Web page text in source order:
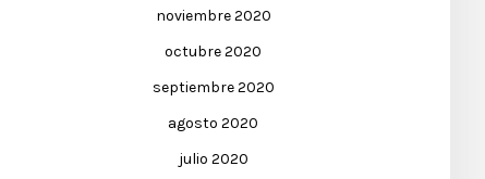
noviembre 2020
octubre 2020
septiembre 2020
agosto 2020
julio 2020